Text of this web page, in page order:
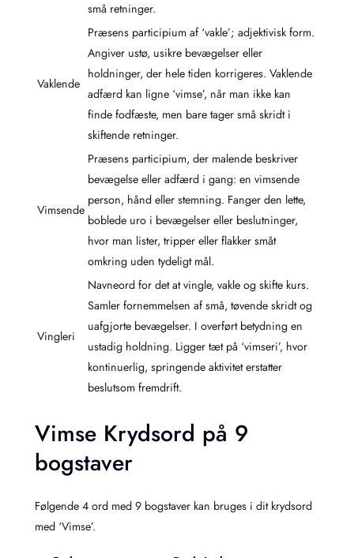
små retninger.
Vaklende
Præsens participium af ‘vakle’; adjektivisk form.
Angiver ustø, usikre bevægelser eller
holdninger, der hele tiden korrigeres. Vaklende
adfærd kan ligne ‘vimse’, når man ikke kan
finde fodfæste, men bare tager små skridt i
skiftende retninger.
Vimsende
Præsens participium, der malende beskriver
bevægelse eller adfærd i gang: en vimsende
person, hånd eller stemning. Fanger den lette,
boblede uro i bevægelser eller beslutninger,
hvor man lister, tripper eller flakker småt
omkring uden tydeligt mål.
Vingleri
Navneord for det at vingle, vakle og skifte kurs.
Samler fornemmelsen af små, tøvende skridt og
uafgjorte bevægelser. I overført betydning en
ustadig holdning. Ligger tæt på ‘vimseri’, hvor
kontinuerlig, springende aktivitet erstatter
beslutsom fremdrift.
Vimse Krydsord på 9
bogstaver
Følgende 4 ord med 9 bogstaver kan bruges i dit krydsord
med ‘Vimse’.